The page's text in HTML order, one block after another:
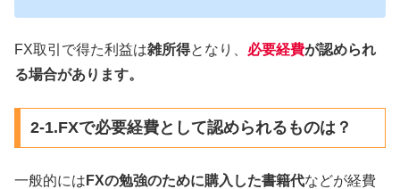
FX取引で得た利益は雑所得となり、 必要経費が認められ
る場合があります。
2-1.FXで必要経費として認められるものは？
一般的には FXの勉強のために購入した書籍代などが経費